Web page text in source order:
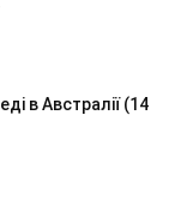
в Австралії (14